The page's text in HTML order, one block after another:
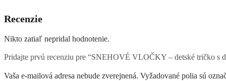
Recenzie
Nikto zatiaľ nepridal hodnotenie.
Pridajte prvú recenziu pre “SNEHOVÉ VLOČKY – detské tričko s
Vaša e-mailová adresa nebude zverejnená. Vyžadované polia sú